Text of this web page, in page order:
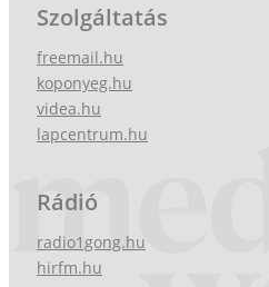
Szolgáltatás
freemail.hu
koponyeg.hu
videa.hu
lapcentrum.hu
Rádió
radio1gong.hu
hirfm.hu